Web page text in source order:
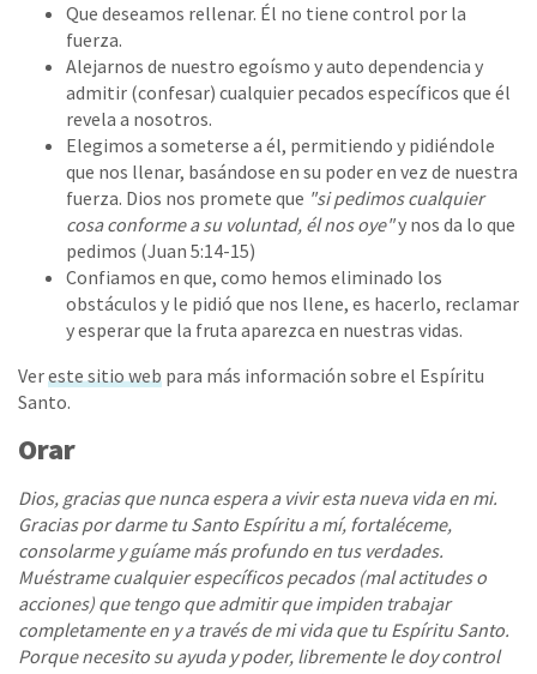
Que deseamos rellenar. Él no tiene control por la
fuerza.
Alejarnos de nuestro egoísmo y auto dependencia y
admitir (confesar) cualquier pecados específicos que él
revela a nosotros.
Elegimos a someterse a él, permitiendo y pidiéndole
que nos llenar, basándose en su poder en vez de nuestra
fuerza. Dios nos promete que "si pedimos cualquier
cosa conforme a su voluntad, él nos oye"y nos da lo que
pedimos (Juan 5:14-15)
Confiamos en que, como hemos eliminado los
obstáculos y le pidió que nos llene, es hacerlo, reclamar
y esperar que la fruta aparezca en nuestras vidas.
Vereste sitio web para más información sobre el Espíritu
Santo.
Orar
Dios, gracias que nunca espera a vivir esta nueva vida en mi.
Gracias por darme tu Santo Espíritu a mí, fortaléceme,
consolarme y guíame más profundo en tus verdades.
Muéstrame cualquier específicos pecados (mal actitudes o
acciones) que tengo que admitir que impiden trabajar
completamente en y a través de mi vida que tu Espíritu Santo.
Porque necesito su ayuda y poder, libremente le doy control